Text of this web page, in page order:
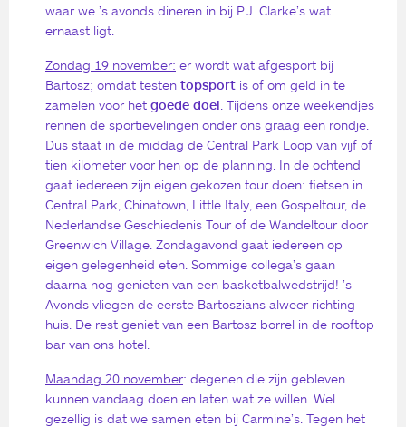
waar we ’s avonds dineren in bij P.J. Clarke’s wat
ernaast ligt.
Zondag 19 november: er wordt wat afgesport bij
Bartosz; omdat testen topsport is of om geld in te
zamelen voor het goede doel . Tijdens onze weekendjes
rennen de sportievelingen onder ons graag een rondje.
Dus staat in de middag de Central Park Loop van vijf of
tien kilometer voor hen op de planning. In de ochtend
gaat iedereen zijn eigen gekozen tour doen: fietsen in
Central Park, Chinatown, Little Italy, een Gospeltour, de
Nederlandse Geschiedenis Tour of de Wandeltour door
Greenwich Village. Zondagavond gaat iedereen op
eigen gelegenheid eten. Sommige collega’s gaan
daarna nog genieten van een basketbalwedstrijd! ’s
Avonds vliegen de eerste Bartoszians alweer richting
huis. De rest geniet van een Bartosz borrel in de rooftop
bar van ons hotel.
Maandag 20 november: degenen die zijn gebleven
kunnen vandaag doen en laten wat ze willen. Wel
gezellig is dat we samen eten bij Carmine’s. Tegen het